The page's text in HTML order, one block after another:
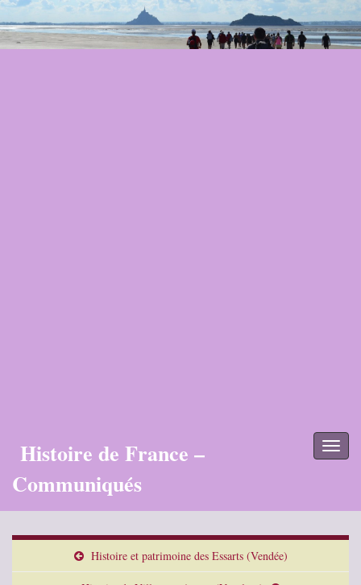
Histoire de France –
Communiqués
Histoire et patrimoine des Essarts (Vendée)